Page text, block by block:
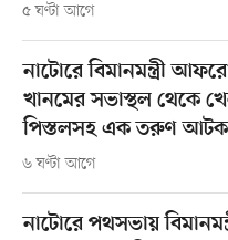
৫ ঘণ্টা আগে
নাটোরে বিমানমন্ত্রী
খানমের সভাস্থল থেকে
পিস্তলসহ এক তরুণ আটক
৬ ঘণ্টা আগে
নাটোরে পথসভায়